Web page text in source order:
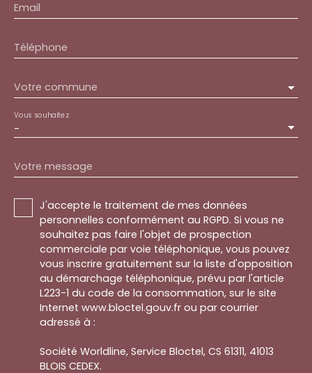
Email
Téléphone
Votre commune
-
Vous souhaitez
Votre message
J'accepte le traitement de mes données
personnelles conformément au RGPD. Si vous ne
souhaitez pas faire l'objet de prospection
commerciale par voie téléphonique, vous pouvez
vous inscrire gratuitement sur la liste d'opposition
au démarchage téléphonique, prévu par l'article
L223-1 du code de la consommation, sur le site
Internet www.bloctel.gouv.fr ou par courrier
adressé à :
Société Worldline, Service Bloctel, CS 61311, 41013
BLOIS CEDEX.